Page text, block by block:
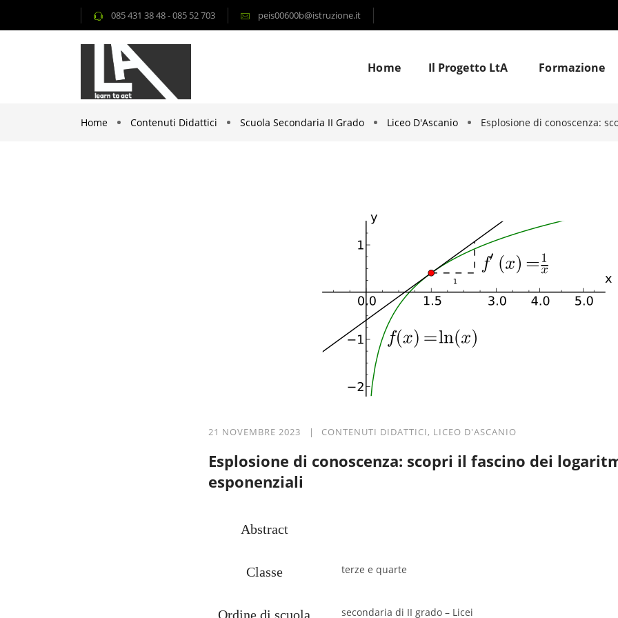
085 431 38 48 - 085 52 703 peis00600b@istruzione.it
Home Il Progetto LtA Formazione
Home Contenuti Didattici Scuola Secondaria II Grado Liceo D'Ascanio Esplosione di conoscenza:
21 NOVEMBRE 2023 | CONTENUTI DIDATTICI, LICEO D'ASCANIO
Esplosione di conoscenza: scopri il fascino dei
esponenziali
Abstract
Classe terze e quarte
Ordine di scuola secondaria di II grado – Licei